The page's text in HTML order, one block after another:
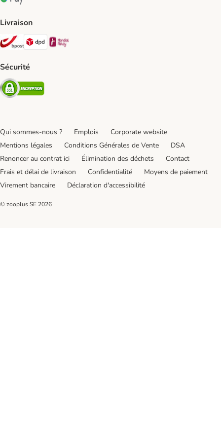
Google Pay Payment Method
Livraison
Bpost Shipping Method
DPD Shipping Method
Sécurité
Security
Qui sommes-nous ? Emplois
Corporate website
Mentions légales
Conditions Générales de Vente
DSA
Renoncer au contrat ici
Élimination des déchets
Contact
Frais et délai de livraison
Confidentialité
Moyens de paiement
Virement bancaire
Déclaration d'accessibilité
© zooplus SE 2026